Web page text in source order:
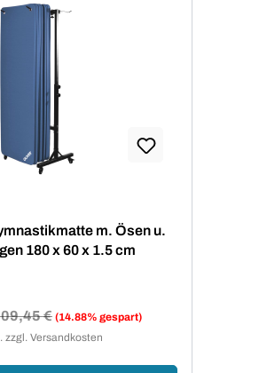
m. Ösen u.
180 x 60 x 1.5 cm
Preis:
€ (14.88% gespart)
zzgl. Versandkosten